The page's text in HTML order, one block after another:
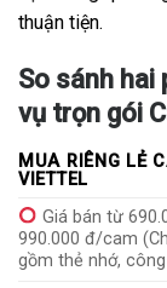
thuận tiện.
So sánh hai
vụ trọn gói
MUA RIÊNG LẺ
VIETTEL
Giá bán từ
990.000 đ/cam
gồm thẻ nhớ,